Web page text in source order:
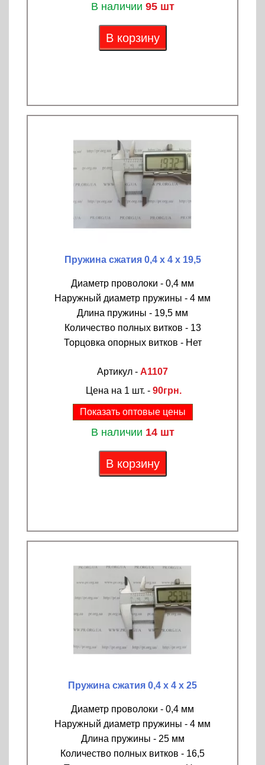
В наличии 95 шт
В корзину
Пружина сжатия 0,4 х 4 х 19,5
Диаметр проволоки - 0,4 мм
Наружный диаметр пружины - 4 мм
Длина пружины - 19,5 мм
Количество полных витков - 13
Торцовка опорных витков - Нет
Артикул - A1107
Цена на 1 шт. - 90грн.
Показать оптовые цены
В наличии 14 шт
В корзину
Пружина сжатия 0,4 х 4 х 25
Диаметр проволоки - 0,4 мм
Наружный диаметр пружины - 4 мм
Длина пружины - 25 мм
Количество полных витков - 16,5